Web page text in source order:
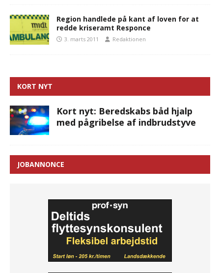
Region handlede på kant af loven for at
redde kriseramt Responce
3. marts 2011 Redaktionen
KORT NYT
Kort nyt: Beredskabs båd hjalp
med pågribelse af indbrudstyve
JOBANNONCE